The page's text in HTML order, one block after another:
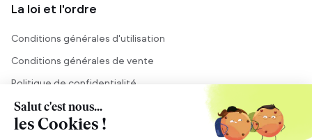
La loi et l'ordre
Conditions générales d'utilisation
Conditions générales de vente
Politique de confidentialité
Mentions légales